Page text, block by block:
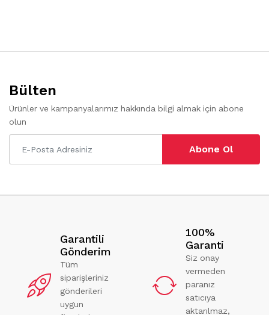
Bülten
Ürünler ve kampanyalarımız hakkında bilgi almak için abone
olun
Abone Ol
Garantili
Gönderim
Tüm
siparişleriniz
gönderileri
uygun
100%
Garanti
Siz onay
vermeden
paranız
satıcıya
aktarılmaz,